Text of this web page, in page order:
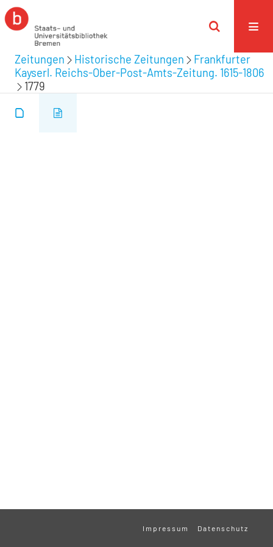
Zeitungen Historische Zeitungen
Frankfurter
Kayserl. Reichs-Ober-Post-Amts-Zeitung. 1615-1806
1779
Impressum Datenschutz